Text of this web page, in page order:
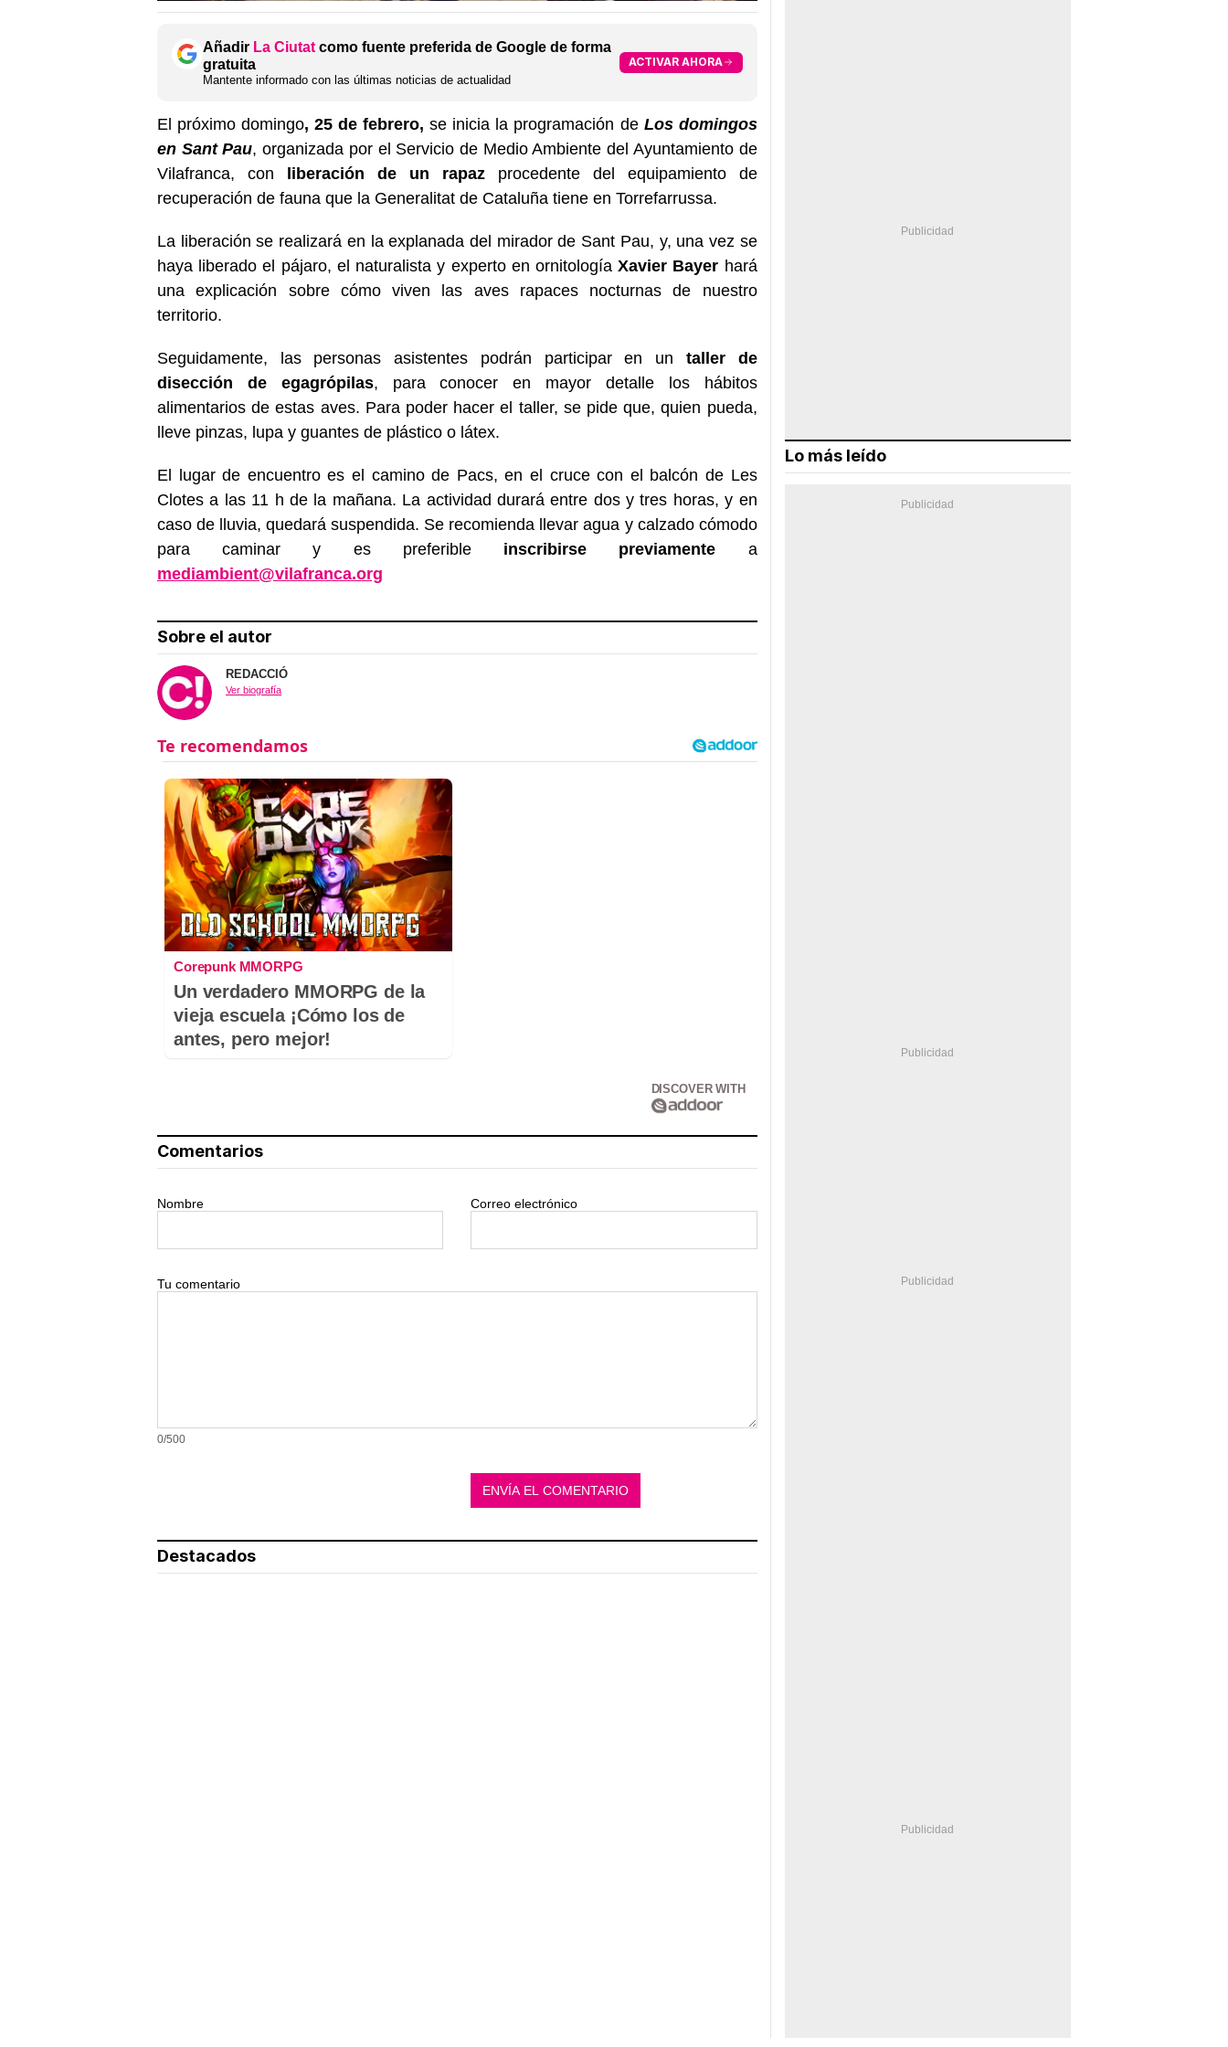
Añadir La Ciutat como fuente preferida de Google de forma
gratuita
Mantente informado con las últimas noticias de actualidad
ACTIVAR AHORA
El próximo domingo, 25 de febrero, se inicia la programación de Los domingos
en Sant Pau, organizada por el Servicio de Medio Ambiente del Ayuntamiento de
Vilafranca, con liberación de un rapazprocedente del equipamiento de
recuperación de fauna que la Generalitat de Cataluña tiene en Torrefarrussa.
La liberación se realizará en la explanada del mirador de Sant Pau, y, una vez se
haya liberado el pájaro, el naturalista y experto en ornitologíaXavier Bayer hará
una explicación sobre cómo viven las aves rapaces nocturnas de nuestro
territorio.
Seguidamente, las personas asistentes podrán participar en un taller de
disección de egagrópilas, para conocer en mayor detalle los hábitos
alimentarios de estas aves. Para poder hacer el taller, se pide que, quien pueda,
lleve pinzas, lupa y guantes de plástico o látex.
El lugar de encuentro es el camino de Pacs, en el cruce con el balcón de Les
Clotes a las 11 h de la mañana. La actividad durará entre dos y tres horas, y en
caso de lluvia, quedará suspendida. Se recomienda llevar agua y calzado cómodo
para caminar y es preferibleinscribirse previamente a
mediambient@vilafranca.org
Sobre el autor
REDACCIÓ
Ver biografía
Corepunk MMORPG
Un verdadero MMORPG de la
vieja escuela ¡Cómo los de
antes, pero mejor!
DISCOVER WITH
Comentarios
Nombre Correo electrónico
Tu comentario
0/500
Destacados
Lo más leído